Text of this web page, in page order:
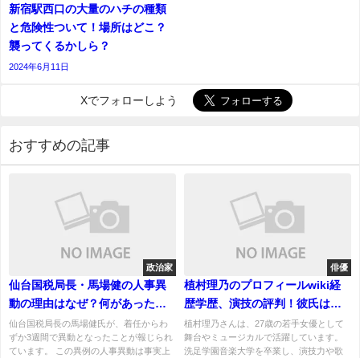
新宿駅西口の大量のハチの種類
と危険性ついて！場所はどこ？
襲ってくるかしら？
2024年6月11日
Xでフォローしよう
おすすめの記事
政治家
仙台国税局長・馬場健の人事異
動の理由はなぜ？何があった？3
週間というスピード更迭？
仙台国税局長の馬場健氏が、着任からわ
ずか3週間で異動となったことが報じられ
ています。 この異例の人事異動は事実上
俳優
植村理乃のプロフィールwiki経
歴学歴、演技の評判！彼氏はい
る？
植村理乃さんは、27歳の若手女優として
舞台やミュージカルで活躍しています。
洗足学園音楽大学を卒業し、演技力や歌